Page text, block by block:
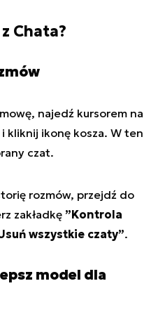
Chata?
najedź kursorem na
kliknij ikonę kosza. W ten
czat.
rozmów, przejdź do
zakładkę ”Kontrola
wszystkie czaty”.
model dla